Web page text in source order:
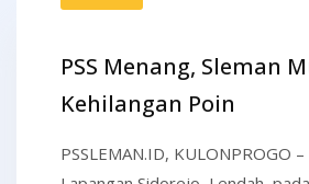
PSS Menang, Sleman
Kehilangan Poin
PSSLEMAN.ID, KULONPROGO